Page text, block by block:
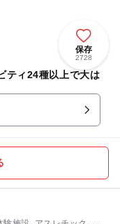
保存
2728
ティ24種以上で大は